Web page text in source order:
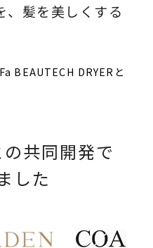
、髪を美しくする
BEAUTECH DRYERと
共同開発で
した